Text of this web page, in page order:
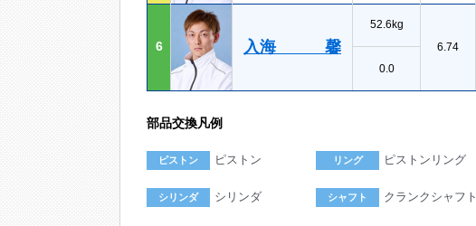
6 入海 馨
52.6kg
6.74
0.0
部品交換凡例
ピストン ピストン リング ピストンリング
シリンダ シリンダ シャフト クランクシャフト